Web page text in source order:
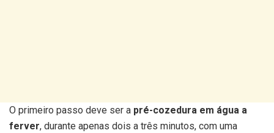
O primeiro passo deve ser a pré-cozedura em água a
ferver, durante apenas dois a três minutos, com uma